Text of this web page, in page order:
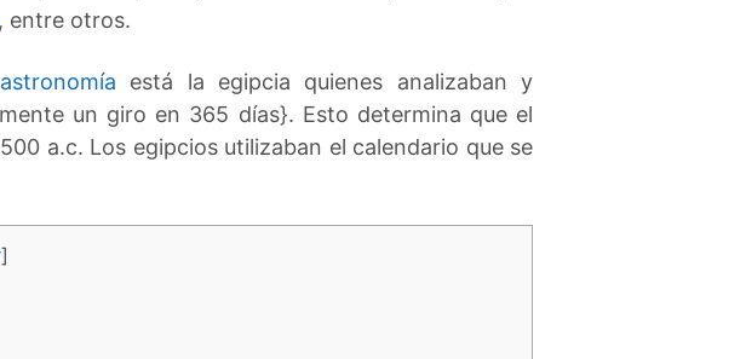
, entre otros.
está la egipcia quienes analizaban y
un giro en 365 días}. Esto determina que el
a.c. Los egipcios utilizaban el calendario que se
]